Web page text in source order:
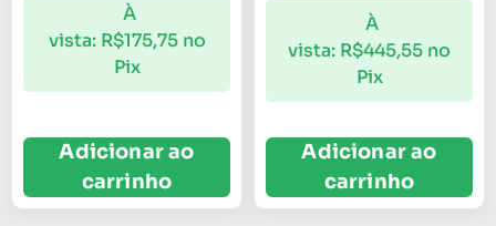
À
vista: R$175,75 no
Pix
Adicionar ao
carrinho
À
vista: R$445,55 no
Pix
Adicionar ao
carrinho